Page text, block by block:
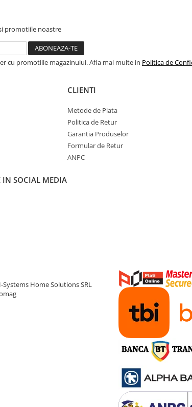
promotiile noastre
cu promotiile magazinului. Afla mai multe in Politica de
CLIENTI
Metode de Plata
Politica de Retur
Garantia Produselor
Formular de Retur
ANPC
IN SOCIAL MEDIA
Home Solutions SRL